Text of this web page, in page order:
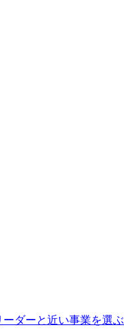
ダーと近い事業を選ぶ